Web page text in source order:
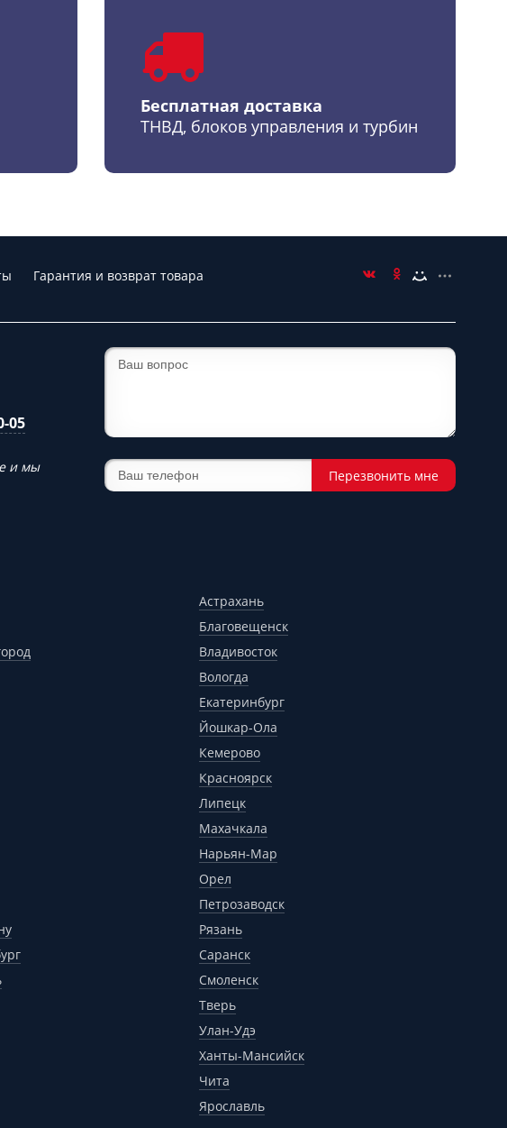
Бесплатная доставка
ТНВД, блоков управления и турбин
Гарантия и возврат товара
05
и мы
Перезвонить мне
Астрахань
Благовещенск
Владивосток
Вологда
Екатеринбург
Йошкар-Ола
Кемерово
Красноярск
Липецк
Махачкала
Нарьян-Мар
Орел
Петрозаводск
Рязань
Саранск
Смоленск
Тверь
Улан-Удэ
Ханты-Мансийск
Чита
Ярославль